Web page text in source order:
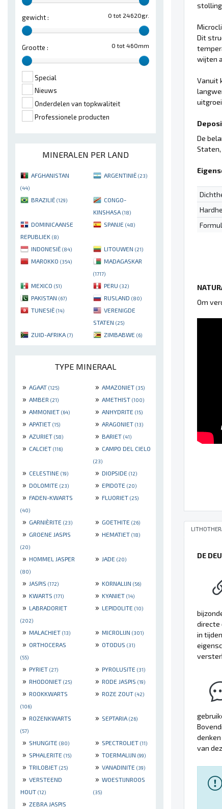
0 tot 24620gr.
gewicht :
0 tot 460mm
Grootte :
Special
Nieuws
Onderdelen van topkwaliteit
Professionele producten
MINERALEN PER LAND
AFGHANISTAN
(44)
ARGENTINIË (23)
BRAZILIË (129)
CONGO-
KINSHASA (18)
DOMINICAANSE
REPUBLIEK (8)
SPANJE (48)
INDONESIË (84) LITOUWEN (21)
MAROKKO (354) MADAGASKAR
(1717)
MEXICO (51) PERU (32)
PAKISTAN (67) RUSLAND (80)
TUNESIË (14)
VERENIGDE
STATEN (25)
ZUID-AFRIKA (7) ZIMBABWE (6)
TYPE MINERAAL
» AGAAT (125) » AMAZONIET (35)
» AMBER (21) » AMETHIST (100)
» AMMONIET (64) » ANHYDRITE (15)
» APATIET (15) » ARAGONIET (13)
» AZURIET (58) » BARIET (41)
» CALCIET (116) » CAMPO DEL CIELO
(23)
» CELESTINE (19) » DIOPSIDE (12)
» DOLOMITE (23) » EPIDOTE (20)
» FADEN-KWARTS
(40)
» FLUORIET (25)
» GARNIÈRITE (23) » GOETHITE (26)
» GROENE JASPIS
(20)
» HEMATIET (18)
» HOMMEL JASPER
(80)
» JADE (20)
» JASPIS (172) » KORNALIJN (56)
» KWARTS (171) » KYANIET (14)
» LABRADORIET
(202)
» LEPIDOLITE (10)
» MALACHIET (13) » MICROLIJN (301)
» ORTHOCERAS
(55)
» OTODUS (31)
» PYRIET (27) » PYROLUSITE (31)
» RHODONIET (25) » RODE JASPIS (19)
» ROOKKWARTS
(106)
» ROZE ZOUT (42)
» ROZENKWARTS
(57)
» SEPTARIA (26)
» SHUNGITE (80) » SPECTROLIET (11)
» SPHALERITE (15) » TOERMALIJN (99)
» TRILOBIET (25) » VANADINITE (39)
» VERSTEEND
HOUT (12)
» WOESTIJNROOS
(35)
» ZEBRA JASPIS
Dit
wijten
Vanuit
De
Staten,
Om
DE
directe
in
van